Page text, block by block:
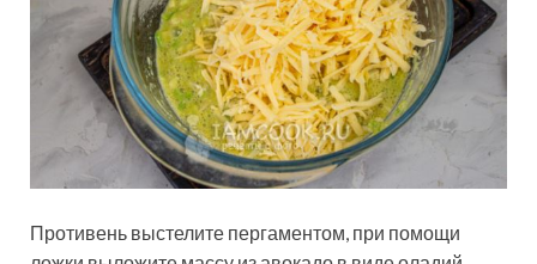
Противень выстелите пергаментом, при помощи